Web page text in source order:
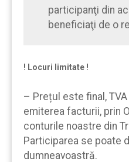
participanţi din
beneficiaţi de o
! Locuri limitate !
– Prețul este final,
emiterea facturii, prin
conturile noastre din
Participarea se poate
dumneavoastră.